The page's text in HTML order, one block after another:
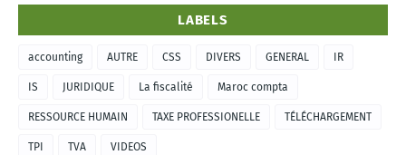
LABELS
accounting AUTRE CSS DIVERS GENERAL IR
IS JURIDIQUE La fiscalité Maroc compta
RESSOURCE HUMAIN TAXE PROFESSIONELLE TÉLÉCHARGEMENT
TPI TVA VIDEOS